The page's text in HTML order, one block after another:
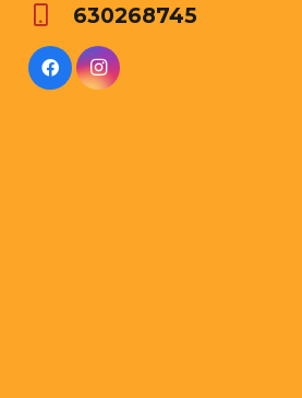
630268745